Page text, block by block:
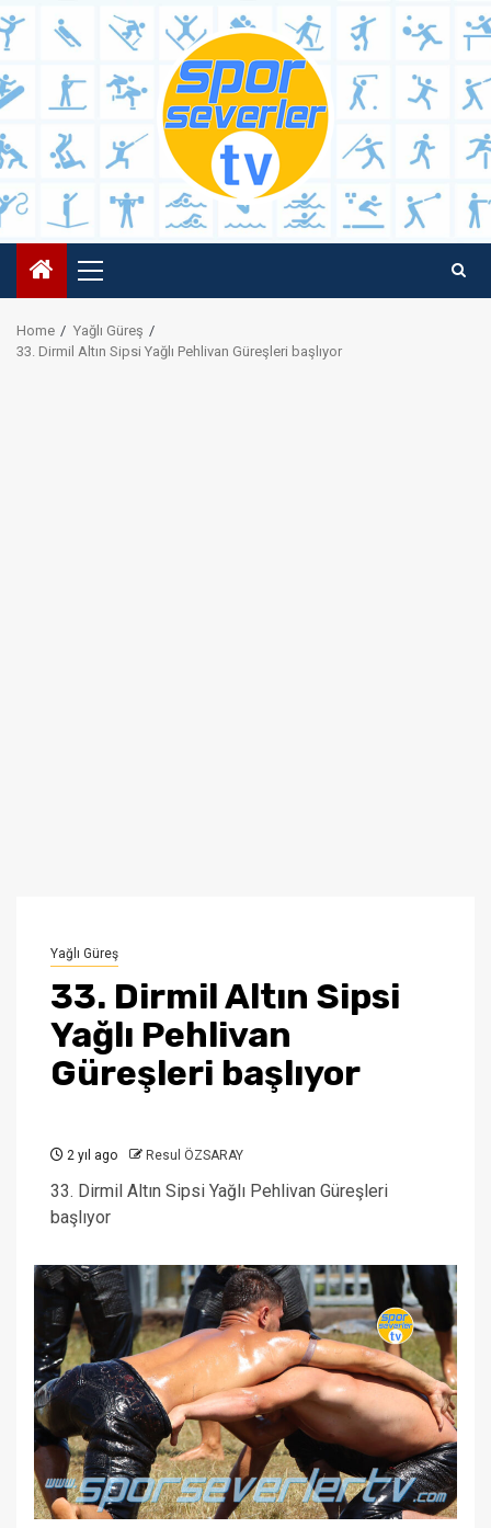
Skip
to
Primary
Menu
Home
Yağlı Güreş
33. Dirmil Altın Sipsi Yağlı Pehlivan Güreşleri başlıyor
Yağlı Güreş
33. Dirmil Altın Sipsi
Yağlı Pehlivan
Güreşleri başlıyor
2 yıl ago Resul ÖZSARAY
33. Dirmil Altın Sipsi Yağlı Pehlivan Güreşleri
başlıyor